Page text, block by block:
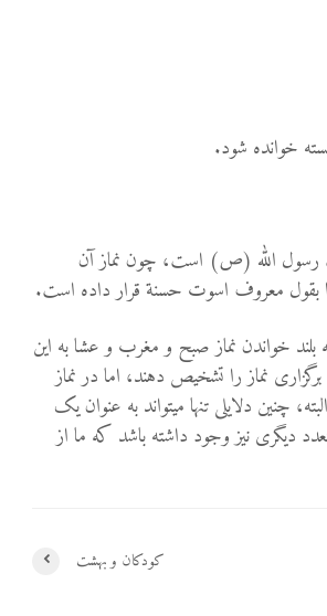
خوانده شود.
رسول الله (ص) است، چون نماز آن
بقول معروف اسوت حسنة قرار داده است.
بلند خواندن نماز صبح و مغرب و عشا به این
نماز را تشخیص دهند، اما در نماز
چنین دلایلی تنها می­تواند به عنوان یک
دیگری نیز وجود داشته باشد که ما از
کودکان و بهشت